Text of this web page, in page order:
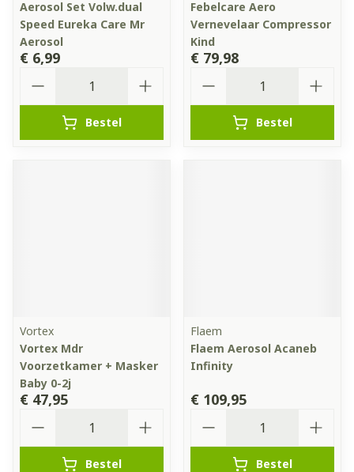
Aerosol Set Volw.dual
Speed Eureka Care Mr
Aerosol
€ 6,99
Bestel
Febelcare Aero
Vernevelaar Compressor
Kind
€ 79,98
Bestel
Vortex
Vortex Mdr
Voorzetkamer + Masker
Baby 0-2j
€ 47,95
Bestel
Flaem
Flaem Aerosol Acaneb
Infinity
€ 109,95
Bestel